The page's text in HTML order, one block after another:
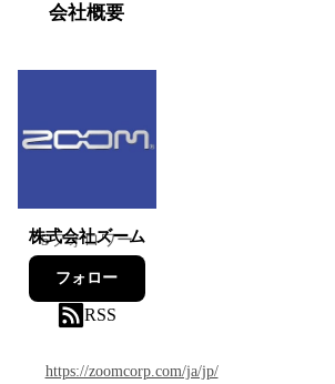
会社概要
株式会社ズーム
5フォロワー
フォロー
RSS
https://zoomcorp.com/ja/jp/